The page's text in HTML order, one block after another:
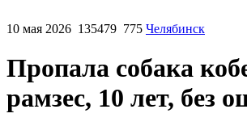
10 мая 2026 135479 775 Челябинск
Пропала собака
рамзес, 10 лет, без